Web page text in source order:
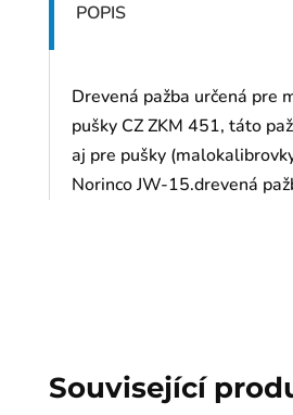
POPIS
Drevená pažba určená pre
pušky CZ ZKM 451, táto
aj pre pušky
Norinco JW-15.drevená
Související